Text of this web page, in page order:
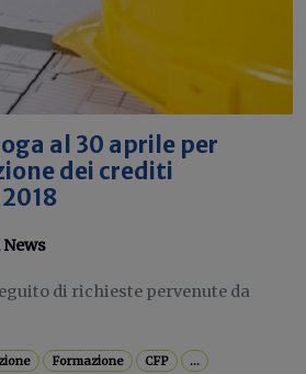
al 30 aprile per
dei crediti
di richieste pervenute da
Formazione CFP ...